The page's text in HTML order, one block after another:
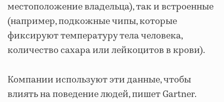
местоположение владельца), так и встроенные
(например, подкожные чипы, которые
фиксируют температуру тела человека,
количество сахара или лейкоцитов в крови).
Компании используют эти данные, чтобы
влиять на поведение людей, пишет Gartner.